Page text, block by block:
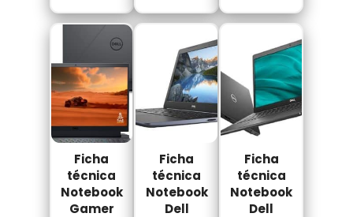
Ficha
técnica
Notebook
Gamer
Ficha
técnica
Notebook
Dell
Ficha
técnica
Notebook
Dell